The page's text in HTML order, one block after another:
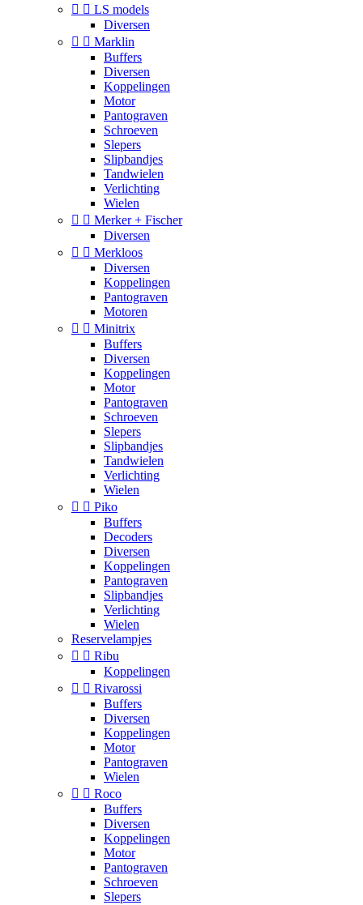
  LS models
Diversen
  Marklin
Buffers
Diversen
Koppelingen
Motor
Pantograven
Schroeven
Slepers
Slipbandjes
Tandwielen
Verlichting
Wielen
  Merker + Fischer
Diversen
  Merkloos
Diversen
Koppelingen
Pantograven
Motoren
  Minitrix
Buffers
Diversen
Koppelingen
Motor
Pantograven
Schroeven
Slepers
Slipbandjes
Tandwielen
Verlichting
Wielen
  Piko
Buffers
Decoders
Diversen
Koppelingen
Pantograven
Slipbandjes
Verlichting
Wielen
Reservelampjes
  Ribu
Koppelingen
  Rivarossi
Buffers
Diversen
Koppelingen
Motor
Pantograven
Wielen
  Roco
Buffers
Diversen
Koppelingen
Motor
Pantograven
Schroeven
Slepers